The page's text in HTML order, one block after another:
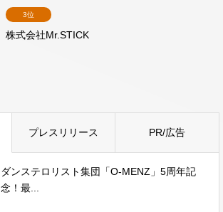
3位
株式会社Mr.STICK
プレスリリース PR/広告
ダンステロリスト集団「O-MENZ」5周年記
念！最...